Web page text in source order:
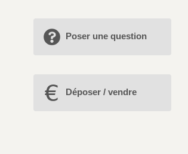
Poser une question
Déposer / vendre